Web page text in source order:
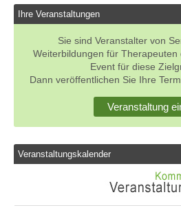
Ihre Veranstaltungen
Sie sind Veranstalter von
Weiterbildungen für
Event für diese
Dann veröffentlichen Sie Ihre
Veranstaltung
Veranstaltungskalender